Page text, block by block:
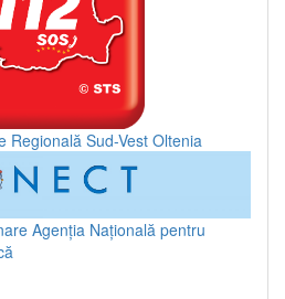
Regională Sud-Vest Oltenia
Agenția Națională pentru